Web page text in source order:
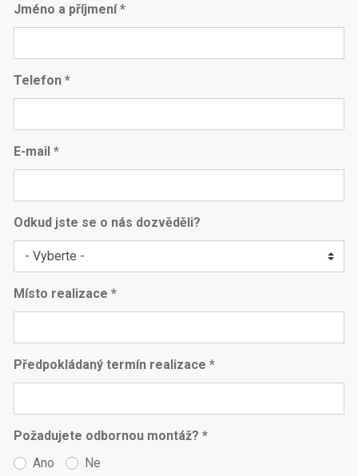
Jméno a příjmení *
Telefon *
E-mail *
Odkud jste se o nás dozvěděli?
Místo realizace *
Předpokládaný termín realizace *
Požadujete odbornou montáž? *
Ano
Ne